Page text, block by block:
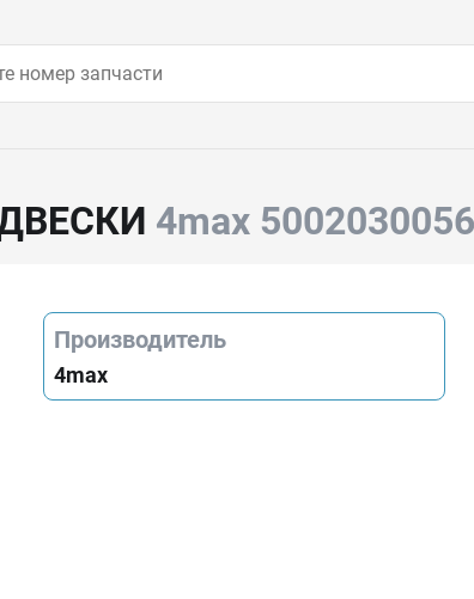
4max
Производитель
4max